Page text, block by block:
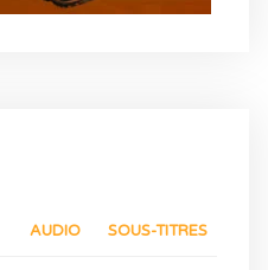
AUDIO SOUS-TITRES